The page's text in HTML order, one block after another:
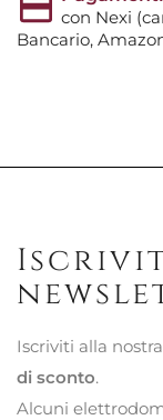
con Nexi
Bancario,
Iscriviti alla
di sconto.
Alcuni